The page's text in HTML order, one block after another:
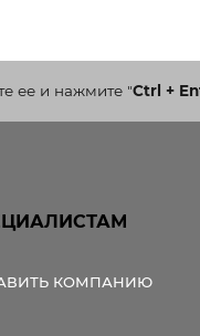
ее и нажмите"Ctrl +
КОМПАНИЮ